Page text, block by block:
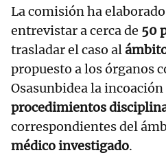
La comisión ha
entrevistar a cerca de 50
trasladar el caso al
propuesto a los órganos
Osasunbidea la incoación
procedimientos
correspondientes del
médico investigado.